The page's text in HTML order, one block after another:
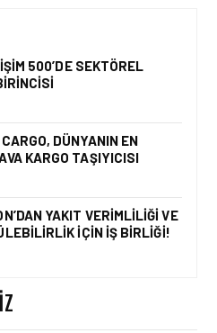
BÜYÜYOR! 2026 AÇIK
İLANLARI • 16 MAY 2026
500’DE SEKTÖREL
DÜNYANIN EN
KARGO TAŞIYICISI
YAKIT VERIMLILIĞI VE
IÇIN İŞ BIRLIĞI!